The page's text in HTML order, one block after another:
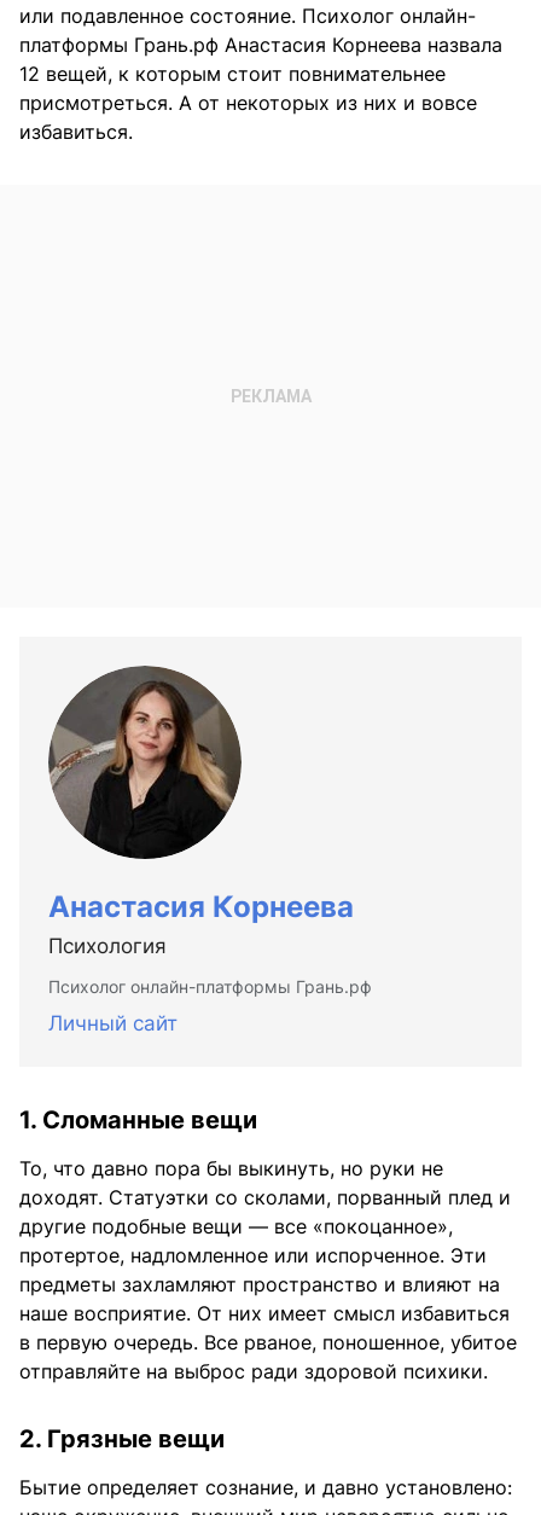
или подавленное состояние. Психолог онлайн-
платформы Грань.рф Анастасия Корнеева назвала
12 вещей, к которым стоит повнимательнее
присмотреться. А от некоторых из них и вовсе
избавиться.
Анастасия Корнеева
Психология
Психолог онлайн-платформы Грань.рф
Личный сайт
1. Сломанные вещи
То, что давно пора бы выкинуть, но руки не
доходят. Статуэтки со сколами, порванный плед и
другие подобные вещи — все «покоцанное»,
протертое, надломленное или испорченное. Эти
предметы захламляют пространство и влияют на
наше восприятие. От них имеет смысл избавиться
в первую очередь. Все рваное, поношенное, убитое
отправляйте на выброс ради здоровой психики.
2. Грязные вещи
Бытие определяет сознание, и давно установлено: